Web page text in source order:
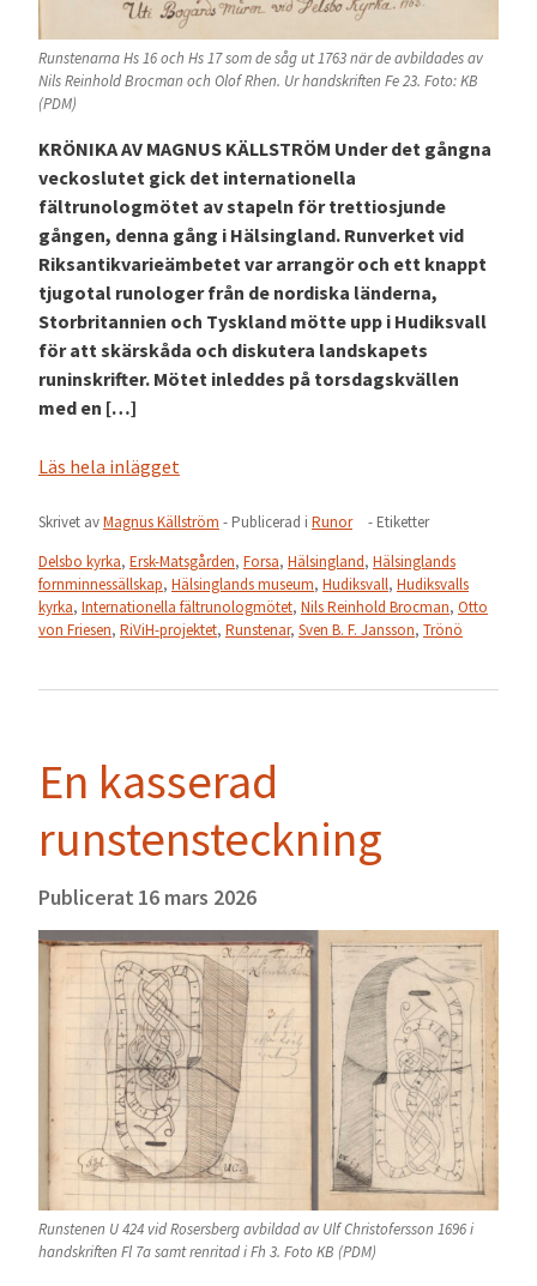
Runstenarna Hs 16 och Hs 17 som de såg ut 1763 när de avbildades av
Nils Reinhold Brocman och Olof Rhen. Ur handskriften Fe 23. Foto: KB
(PDM)
KRÖNIKA AV MAGNUS KÄLLSTRÖM Under det gångna
veckoslutet gick det internationella
fältrunologmötet av stapeln för trettiosjunde
gången, denna gång i Hälsingland. Runverket vid
Riksantikvarieämbetet var arrangör och ett knappt
tjugotal runologer från de nordiska länderna,
Storbritannien och Tyskland mötte upp i Hudiksvall
för att skärskåda och diskutera landskapets
runinskrifter. Mötet inleddes på torsdagskvällen
med en […]
Läs hela inlägget
Skrivet avMagnus Källström - Publicerad i Runor
- Etiketter
Delsbo kyrka, Ersk-Matsgården, Forsa, Hälsingland, Hälsinglands
fornminnessällskap, Hälsinglands museum, Hudiksvall, Hudiksvalls
kyrka, Internationella fältrunologmötet, Nils Reinhold Brocman, Otto
von Friesen, RiViH-projektet, Runstenar, Sven B. F. Jansson, Trönö
En kasserad
runstensteckning
Publicerat 16 mars 2026
Runstenen U 424 vid Rosersberg avbildad av Ulf Christofersson 1696 i
handskriften Fl 7a samt renritad i Fh 3. Foto KB (PDM)